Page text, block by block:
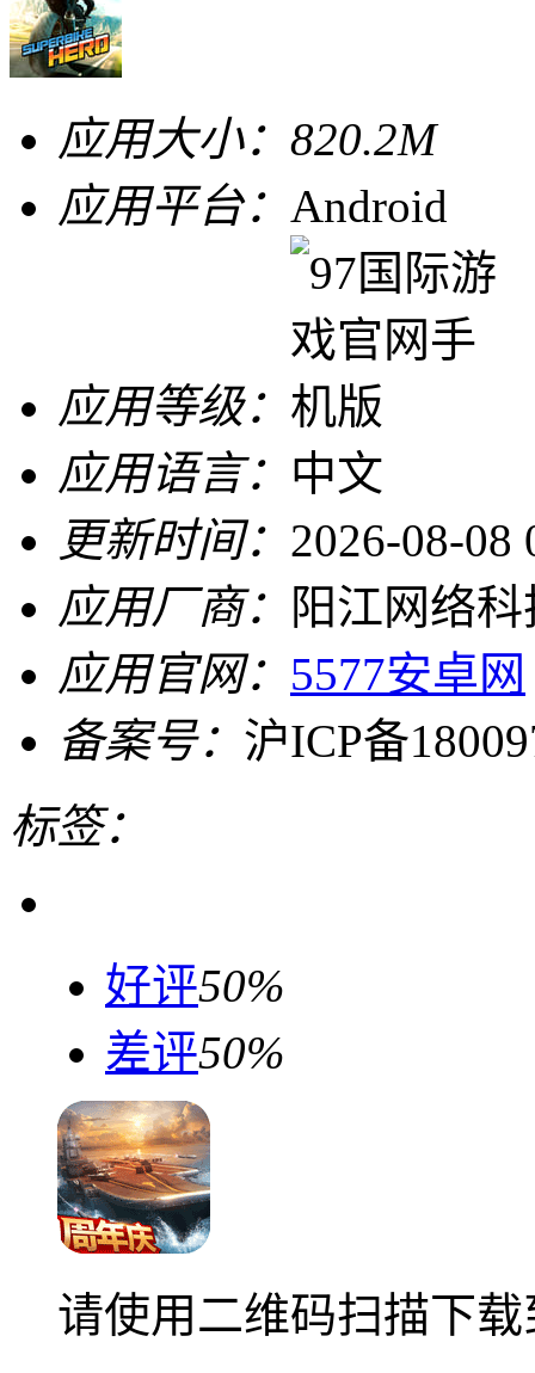
应用大小： 820.2M
应用平台： Android
应用等级：
应用语言： 中文
更新时间： 2026-08-08
应用厂商：
阳江网络
应用官网： 5577安卓网
备案号： 沪ICP备
标签：
好评50%
差评50%
请使用二维码扫描下